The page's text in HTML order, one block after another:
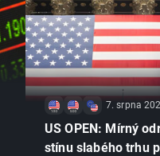
7. srpna
US OPEN: Mírný
stínu slabého trhu